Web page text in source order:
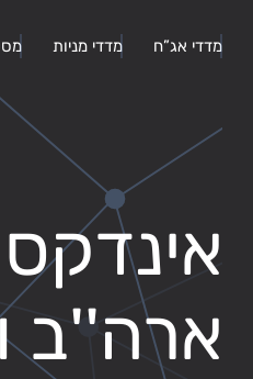
מדדי אג”ח מדדי מניות
אינדקס
ארה''ב